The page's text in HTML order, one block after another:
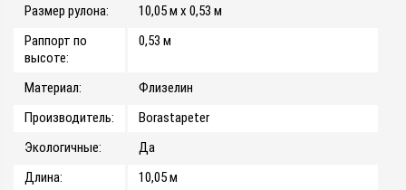
Размер рулона:
10,05 м x 0,53 м
Раппорт по
высоте:
0,53 м
Материал:
Флизелин
Производитель:
Borastapeter
Экологичные:
Да
Длина:
10,05 м